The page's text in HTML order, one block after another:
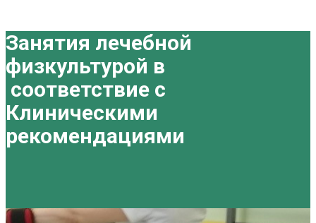
Занятия лечебной
физкультурой в
соответствие с
Клиническими
рекомендациями